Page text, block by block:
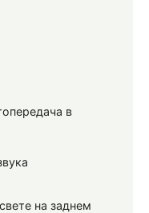
в
на заднем